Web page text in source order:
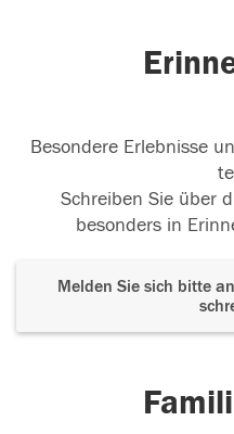
Besondere Erlebnisse
Schreiben Sie über
besonders in
Melden Sie sich bitte